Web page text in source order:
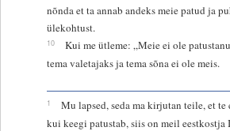
nõnda et ta annab andeks meie patud ja
ülekohtust.
10
Kui me ütleme: „Meie ei ole
tema valetajaks ja tema sõna ei ole meis.
1
Mu lapsed, seda ma kirjutan teile, et te
kui keegi patustab, siis on meil eestkostja